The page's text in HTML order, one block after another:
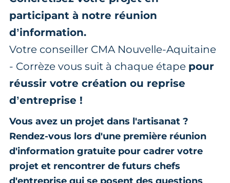
participant à notre réunion
d’information.
Votre conseiller CMA Nouvelle-Aquitaine
- Corrèze vous suit à chaque étape pour
réussir votre création ou reprise
d’entreprise !
Vous avez un projet dans l'artisanat ?
Rendez-vous lors d'une première réunion
d'information gratuite pour cadrer votre
projet et rencontrer de futurs chefs
d'entreprise qui se posent des questions